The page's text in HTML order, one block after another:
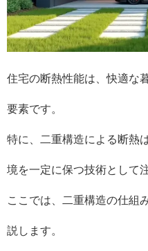
住宅の断熱性能は、快適な
要素です。
特に、二重構造による断熱
境を一定に保つ技術として
ここでは、二重構造の仕組
説します。